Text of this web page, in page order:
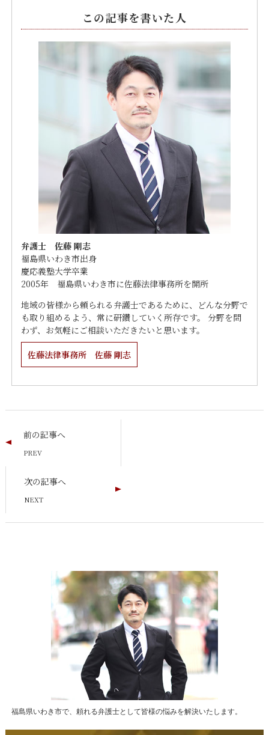
福島県いわき市で、頼れる弁護士として皆様の悩みを解決いたします。
この記事を書いた人
弁護士 佐藤 剛志
福島県いわき市出身
慶応義塾大学卒業
2005年 福島県いわき市に佐藤法律事務所を開所
地域の皆様から頼られる弁護士であるために、どんな分野で
も取り組めるよう、常に研鑽していく所存です。 分野を問
わず、お気軽にご相談いただきたいと思います。
佐藤法律事務所 佐藤 剛志
前の記事へ
次の記事へ